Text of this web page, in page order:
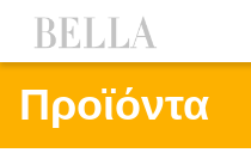
Προϊόντα